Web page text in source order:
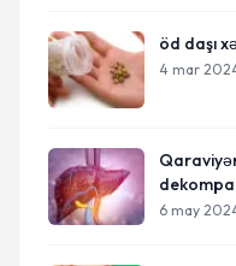
öd daşı
4 mar
6 may